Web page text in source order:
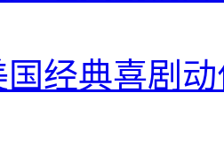
国经典喜剧